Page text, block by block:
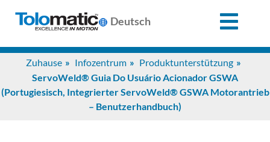
Deutsch
Zuhause Infozentrum
Produktunterstützung
ServoWeld® Guia Do Usuário Acionador GSWA
(Portugiesisch, Integrierter ServoWeld® GSWA Motorantrieb
– Benutzerhandbuch)
Search